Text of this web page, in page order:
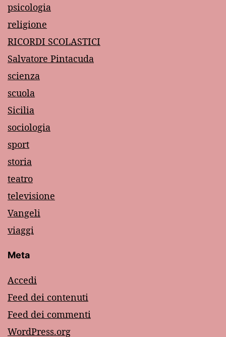
psicologia
religione
RICORDI SCOLASTICI
Salvatore Pintacuda
scienza
scuola
Sicilia
sociologia
sport
storia
teatro
televisione
Vangeli
viaggi
Meta
Accedi
Feed dei contenuti
Feed dei commenti
WordPress.org